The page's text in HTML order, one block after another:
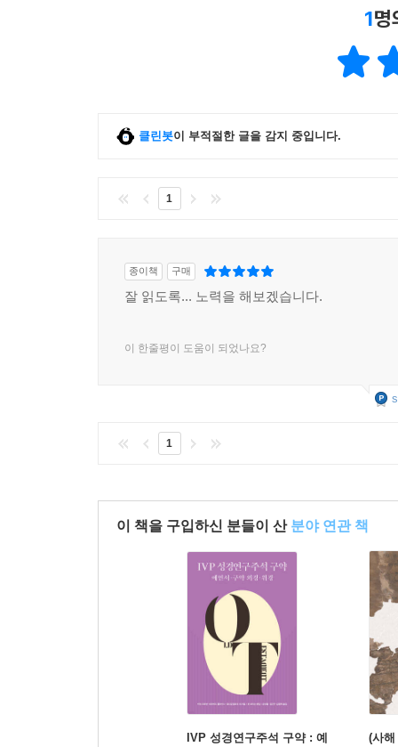
1명
클린봇이 부적절한 글을 감지 중입니다.
1
종이책 구매
잘 읽도록... 노력을 해보겠습니다.
이 한줄평이 도움이 되었나요?
1
이 책을 구입하신 분들이 산 분야 연관 책
IVP 성경연구주석 구약 : 예
(사